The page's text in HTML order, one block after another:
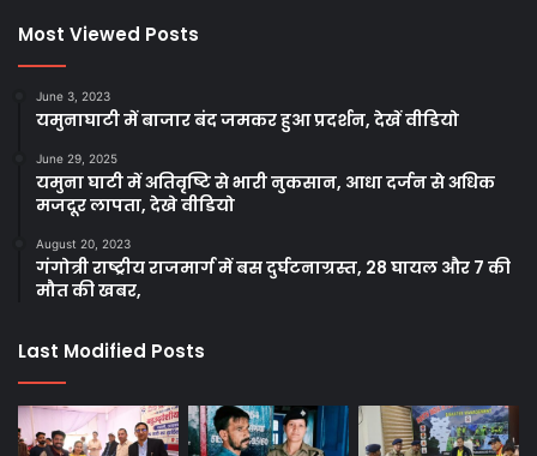
Most Viewed Posts
June 3, 2023
यमुनाघाटी में बाजार बंद जमकर हुआ प्रदर्शन, देखें वीडियो
June 29, 2025
यमुना घाटी में अतिवृष्टि से भारी नुकसान, आधा दर्जन से अधिक
मजदूर लापता, देखे वीडियो
August 20, 2023
गंगोत्री राष्ट्रीय राजमार्ग में बस दुर्घटनाग्रस्त, 28 घायल और 7 की
मौत की खबर,
Last Modified Posts